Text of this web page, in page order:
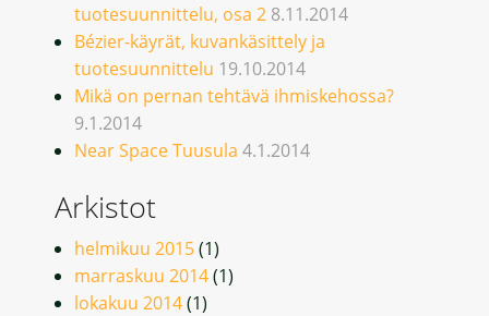
tuotesuunnittelu, osa 2 8.11.2014
Bézier-käyrät, kuvankäsittely ja
tuotesuunnittelu 19.10.2014
Mikä on pernan tehtävä ihmiskehossa?
9.1.2014
Near Space Tuusula 4.1.2014
Arkistot
helmikuu 2015(1)
marraskuu 2014(1)
lokakuu 2014(1)